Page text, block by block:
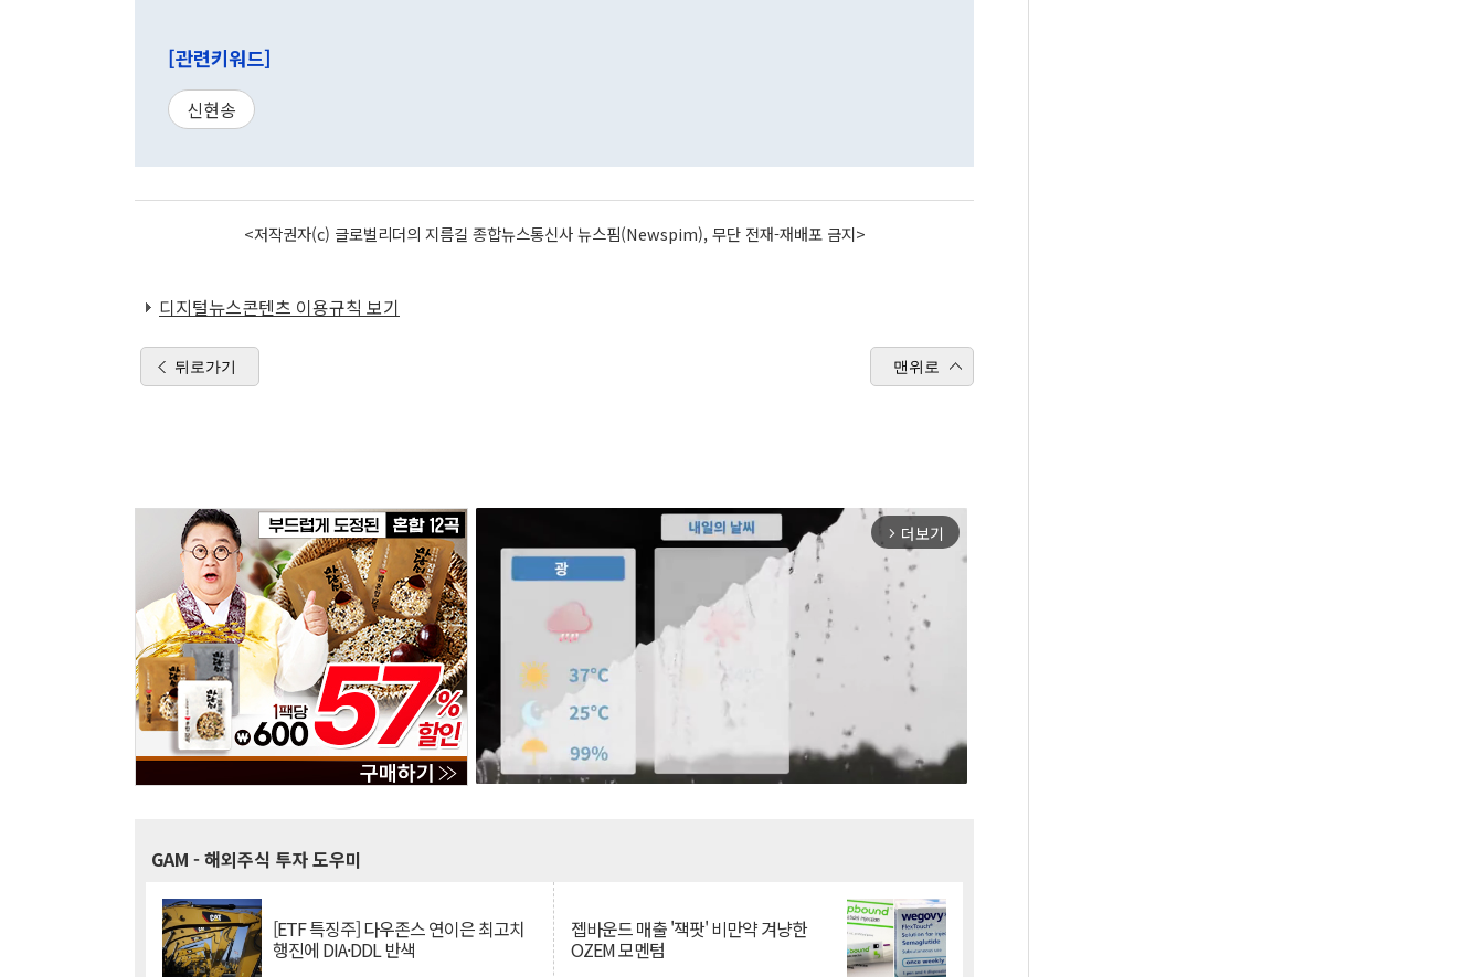
[관련키워드]
신현송
<저작권자(c) 글로벌리더의 지름길 종합뉴스통신사 뉴스핌(Newspim), 무단 전재-재배포 금지>
디지털뉴스콘텐츠 이용규칙 보기
뒤로가기 맨위로
arrow_forward_ios 더보기
GAM - 해외주식 투자 도우미
[ETF 특징주] 다우존스 연이은 최고치
행진에 DIA·DDL 반색
젭바운드 매출 '잭팟' 비만약 겨냥한
OZEM 모멘텀